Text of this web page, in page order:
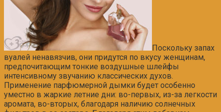
Поскольку запах
вуалей ненавязчив, они придутся по вкусу женщинам,
предпочитающим тонкие воздушные шлейфы
интенсивному звучанию классических духов.
Применение парфюмерной дымки будет особенно
уместно в жаркие летние дни: во-первых, из-за легкости
аромата, во-вторых, благодаря наличию солнечных